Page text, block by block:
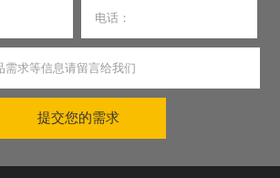
提交您的需求